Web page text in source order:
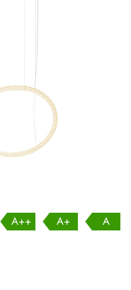
A++ A+ A